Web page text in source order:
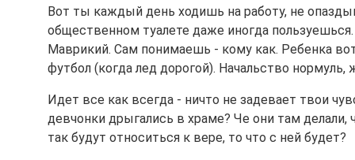
Вот ты каждый день ходишь на работу, не
общественном туалете даже иногда
Маврикий. Сам понимаешь - кому как. Ребенка
футбол (когда лед дорогой). Начальство
Идет все как всегда - ничто не задевает твои
девчонки дрыгались в храме? Че они там делали,
так будут относиться к вере, то что с ней будет?